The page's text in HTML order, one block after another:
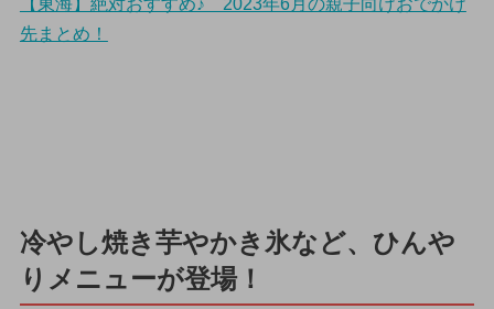
先まとめ！
冷やし焼き芋やかき氷など、ひんや
りメニューが登場！